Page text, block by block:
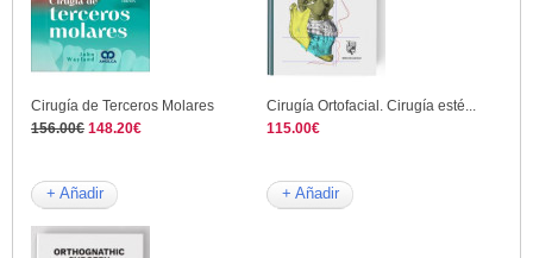
Cirugía de Terceros Molares
156.00€ 148.20€
+ Añadir
Cirugía Ortofacial. Cirugía esté...
115.00€
+ Añadir